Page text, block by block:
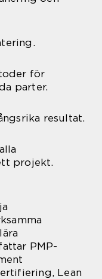
för
parter.
resultat.
projekt.
PMP-
Lean